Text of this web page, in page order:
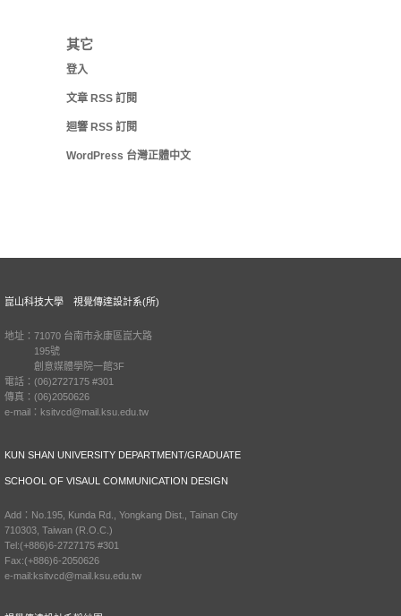
其它
登入
文章 RSS 訂閱
迴響 RSS 訂閱
WordPress 台灣正體中文
崑山科技大學 視覺傳達設計系(所)
地址：71070 台南市永康區崑大路
195號
創意媒體學院一館3F
電話：(06)2727175 #301
傳真：(06)2050626
e-mail：ksitvcd@mail.ksu.edu.tw
KUN SHAN UNIVERSITY DEPARTMENT/GRADUATE
SCHOOL OF VISAUL COMMUNICATION DESIGN
Add：No.195, Kunda Rd., Yongkang Dist., Tainan City
710303, Taiwan (R.O.C.)
Tel:(+886)6-2727175 #301
Fax:(+886)6-2050626
e-mail:ksitvcd@mail.ksu.edu.tw